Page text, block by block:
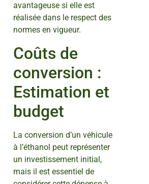
avantageuse si elle est
réalisée dans le respect des
normes en vigueur.
Coûts de
conversion :
Estimation et
budget
La conversion d’un véhicule
à l’éthanol peut représenter
un investissement initial,
mais il est essentiel de